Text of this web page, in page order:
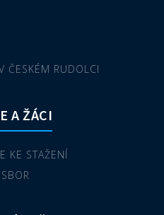
ČESKÉM RUDOLCI
A ŽÁCI
KE STAŽENÍ